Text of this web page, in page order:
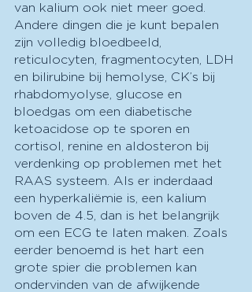
van kalium ook niet meer goed.
Andere dingen die je kunt bepalen
zijn volledig bloedbeeld,
reticulocyten, fragmentocyten, LDH
en bilirubine bij hemolyse, CK’s bij
rhabdomyolyse, glucose en
bloedgas om een diabetische
ketoacidose op te sporen en
cortisol, renine en aldosteron bij
verdenking op problemen met het
RAAS systeem. Als er inderdaad
een hyperkaliëmie is, een kalium
boven de 4.5, dan is het belangrijk
om een ECG te laten maken. Zoals
eerder benoemd is het hart een
grote spier die problemen kan
ondervinden van de afwijkende